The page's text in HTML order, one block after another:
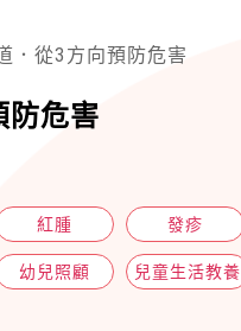
．從3方向預防危害
防危害
紅腫 發疹
幼兒照顧 兒童生活教養